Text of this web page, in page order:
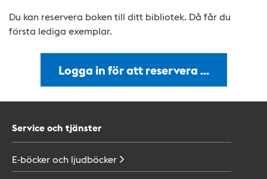
Du kan reservera boken till ditt bibliotek. Då får du
första lediga exemplar.
Logga in för att reservera …
Service och tjänster
E-böcker och ljudböcker